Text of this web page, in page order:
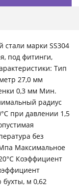
марки SS304
под фитинги,
Тип
27,0 мм
0,3 мм Мин.
радиус
при давлении 1,5
без
Максимальное
Коэффициент
м 0,62